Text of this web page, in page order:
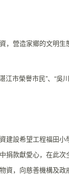
，營造家鄉的文明生
江市榮譽市民”、“吳
建設希望工程福田小
捐款獻愛心，在此次
資，向慈善機構及政